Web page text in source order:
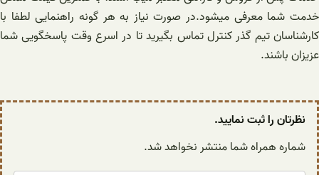
خدمت شما معرفی میشود.در صورت نیاز به هر گونه راهنمایی لطفا با
کارشناسان تیم گذر کنترل تماس بگیرید تا در اسرع وقت پاسخگویی شما
عزیزان باشند.
نظرتان را ثبت نمایید.
شماره همراه شما منتشر نخواهد شد.